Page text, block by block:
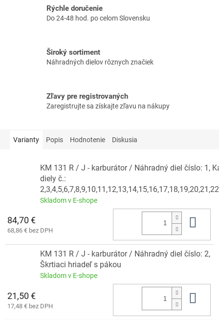
Rýchle doručenie
Do 24-48 hod. po celom Slovensku
Široký sortiment
Náhradných dielov rôznych značiek
Zľavy pre registrovaných
Zaregistrujte sa získajte zľavu na nákupy
Varianty Popis Hodnotenie Diskusia
KM 131 R / J - karburátor / Náhradný diel číslo: 1,
diely č.:
Skladom v E-shope
84,70 €
68,86 € bez DPH
KM 131 R / J - karburátor / Náhradný diel číslo: 2,
Škrtiaci hriadeľ s pákou
Skladom v E-shope
21,50 €
17,48 € bez DPH